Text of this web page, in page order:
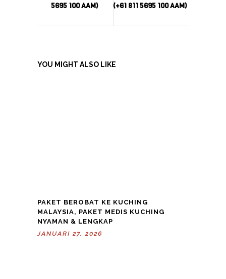
5695 100 AAM)
(+61 811 5695 100 AAM)
YOU MIGHT ALSO LIKE
PAKET BEROBAT KE KUCHING
MALAYSIA, PAKET MEDIS KUCHING
NYAMAN & LENGKAP
JANUARI 27, 2026